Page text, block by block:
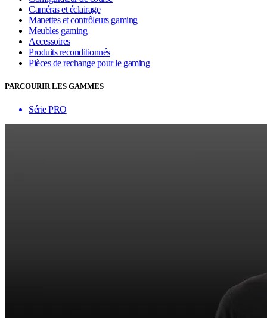
Caméras et éclairage
Manettes et contrôleurs gaming
Meubles gaming
Accessoires
Produits reconditionnés
Pièces de rechange pour le gaming
PARCOURIR LES GAMMES
Série PRO